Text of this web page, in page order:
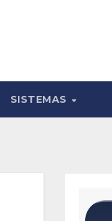
SISTEMAS